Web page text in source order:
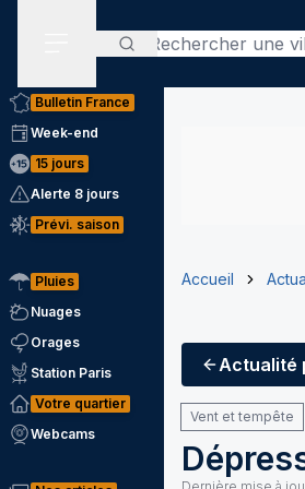
Rechercher
Bulletin France
Week-end
15 jours
Alerte 8 jours
Prévi. saison
Pluies
Nuages
Orages
Station Paris
Votre quartier
Webcams
Accueil
Actualité
Vent et tempête